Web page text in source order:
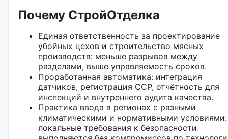
Почему СтройОтделка
Единая ответственность за проектирование
убойных цехов и строительство мясных
производств: меньше разрывов между
разделами, выше управляемость сроков.
Проработанная автоматика: интеграция
датчиков, регистрация CCP, отчётность для
инспекций и внутреннего аудита качества.
Практика ввода в регионах с разными
климатическими и нормативными условиями:
локальные требования к безопасности